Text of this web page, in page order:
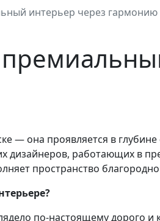
интерьер через
— она проявляется в
дизайнеров, работающих в
пространство
по-настоящему дорого